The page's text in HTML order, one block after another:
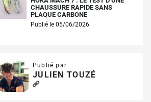
CHAUSSURE RAPIDE SANS
PLAQUE CARBONE
Publié le 05/06/2026
Publié par
JULIEN TOUZÉ